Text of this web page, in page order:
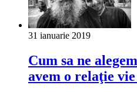
31 ianuarie 2019
Cum sa ne
avem o relaţie